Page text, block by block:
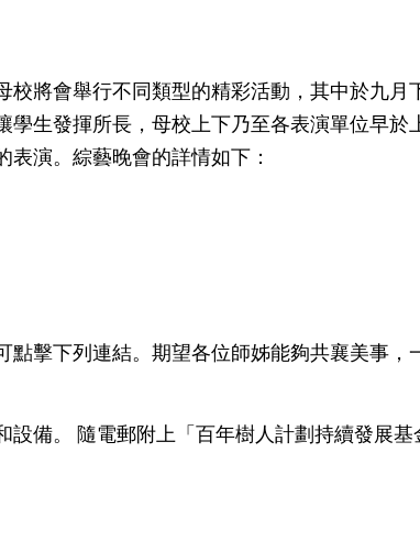
將會舉行不同類型的精彩活動，其中於九月
生發揮所長，母校上下乃至各表演單位早於
演。綜藝晚會的詳情如下：
擊下列連結。期望各位師姊能夠共襄美事，
備。 隨電郵附上「百年樹人計劃持續發展基